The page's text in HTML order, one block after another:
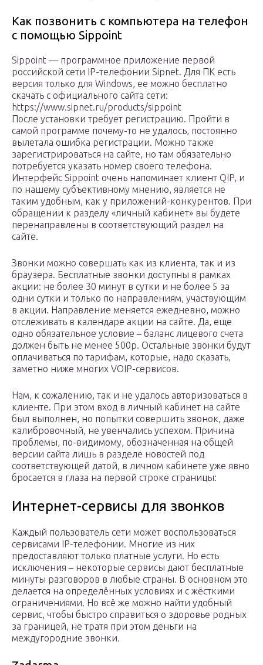
Как позвонить с компьютера на телефон
с помощью Sippoint
Sippoint — программное приложение первой
российской сети IP-телефонии Sipnet. Для ПК есть
версия только для Windows, ее можно бесплатно
скачать с официального сайта сети:
https://www.sipnet.ru/products/sippoint
После установки требует регистрацию. Пройти в
самой программе почему-то не удалось, постоянно
вылетала ошибка регистрации. Можно также
зарегистрироваться на сайте, но там обязательно
потребуется указать номер своего телефона.
Интерфейс Sippoint очень напоминает клиент QIP, и
по нашему субъективному мнению, является не
таким удобным, как у приложений-конкурентов. При
обращении к разделу «личный кабинет» вы будете
перенаправлены в соответствующий раздел на
сайте.
Звонки можно совершать как из клиента, так и из
браузера. Бесплатные звонки доступны в рамках
акции: не более 30 минут в сутки и не более 5 за
одни сутки и только по направлениям, участвующим
в акции. Направление меняется ежедневно, можно
отслеживать в календаре акции на сайте. Да, еще
одно обязательное условие – баланс лицевого счета
должен быть не менее 500р. Остальные звонки будут
оплачиваться по тарифам, которые, надо сказать,
заметно ниже многих VOIP-сервисов.
Нам, к сожалению, так и не удалось авторизоваться в
клиенте. При этом вход в личный кабинет на сайте
был выполнен, но попытки совершить звонок, даже
калибровочный, не увенчались успехом. Причина
проблемы, по-видимому, обозначенная на общей
версии сайта лишь в разделе новостей под
соответствующей датой, в личном кабинете уже явно
бросается в глаза на первой строке страницы:
Интернет-сервисы для звонков
Каждый пользователь сети может воспользоваться
сервисами IP-телефонии. Многие из них
предоставляют только платные услуги. Но есть
исключения – некоторые сервисы дают бесплатные
минуты разговоров в любые страны. В основном это
делается на определённых условиях и с жёсткими
ограничениями. Но всё же можно найти удобный
сервис, чтобы быстро справиться о здоровье родных
за границей, не тратя при этом деньги на
междугородние звонки.